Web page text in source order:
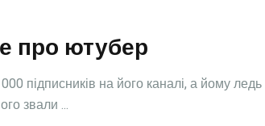
про ютубер
підписників на його каналі, а йому ледь
звали ...